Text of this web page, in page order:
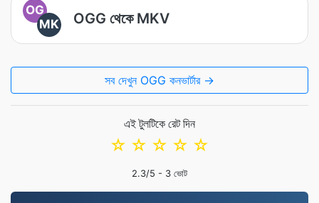
OG
MK
OGG থেকে MKV
সব দেখুন OGG কনভার্টার →
এই টুলটিকে রেট দিন
☆
☆
☆
☆
☆
2.3/5 - 3 ভোট